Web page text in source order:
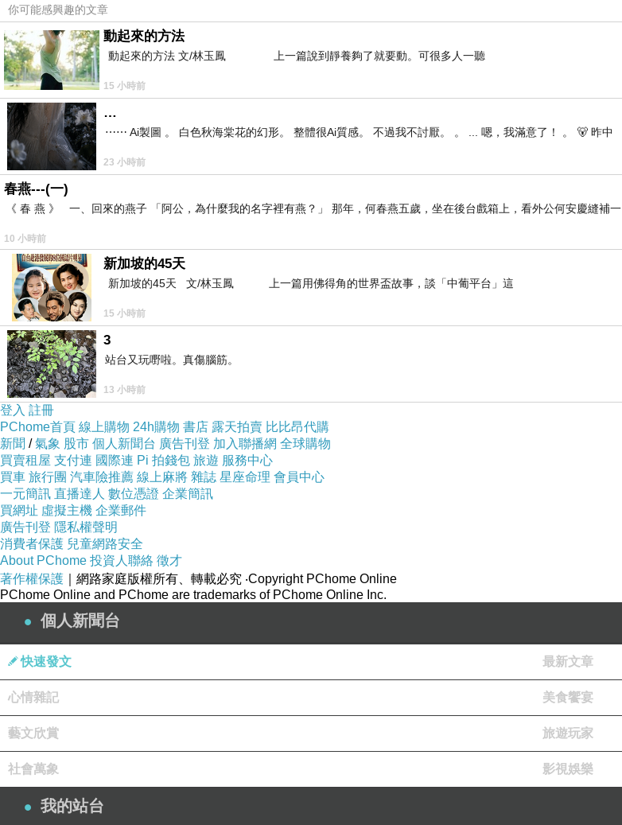
上一篇：
下一篇： 終末的女武神 III
你可能感興趣的文章
動起來的方法
動起來的方法 文/林玉鳳 上一篇說到靜養夠了就要動。可很多人一聽
15 小時前
…
⋯⋯ Ai製圖 。 白色秋海棠花的幻形。 整體很Ai質感。 不過我不討厭。 。 ... 嗯，我滿意了！ 。 🐻 昨中
23 小時前
春燕---(一)
《 春 燕 》 一、回來的燕子 「阿公，為什麼我的名字裡有燕？」 那年，何春燕五歲，坐在後台戲箱上，看外公何安慶縫補一
10 小時前
新加坡的45天
新加坡的45天 文/林玉鳳 上一篇用佛得角的世界盃故事，談「中葡平台」這
15 小時前
3
站台又玩嘢啦。真傷腦筋。
13 小時前
登入 註冊
PChome首頁 線上購物 24h購物 書店 露天拍賣 比比昂代購
新聞 /氣象 股市 個人新聞台 廣告刊登 加入聯播網 全球購物
買賣租屋 支付連 國際連 Pi 拍錢包 旅遊 服務中心
買車 旅行團 汽車險推薦 線上麻將 雜誌 星座命理 會員中心
一元簡訊 直播達人 數位憑證 企業簡訊
買網址 虛擬主機 企業郵件
廣告刊登 隱私權聲明
消費者保護 兒童網路安全
About PChome 投資人聯絡 徵才
著作權保護 ｜網路家庭版權所有、轉載必究 ‧Copyright PChome Online
PChome Online and PChome are trademarks of PChome Online Inc.
個人新聞台
快速發文 最新文章
心情雜記 美食饗宴
藝文欣賞 旅遊玩家
社會萬象 影視娛樂
我的站台